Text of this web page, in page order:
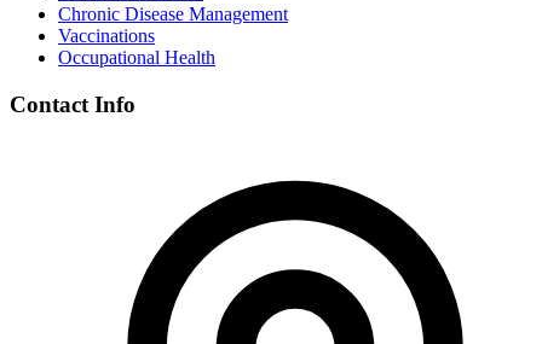
Chronic Disease Management
Vaccinations
Occupational Health
Contact Info